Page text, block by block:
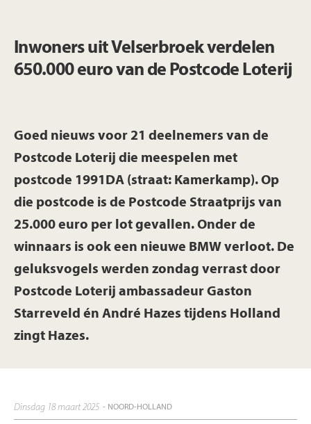
Inwoners uit Velserbroek verdelen
650.000 euro van de Postcode Loterij
Goed nieuws voor 21 deelnemers van de
Postcode Loterij die meespelen met
postcode 1991DA (straat: Kamerkamp). Op
die postcode is de Postcode Straatprijs van
25.000 euro per lot gevallen. Onder de
winnaars is ook een nieuwe BMW verloot. De
geluksvogels werden zondag verrast door
Postcode Loterij ambassadeur Gaston
Starreveld én André Hazes tijdens Holland
zingt Hazes.
dinsdag 18 maart 2025 - NOORD-HOLLAND